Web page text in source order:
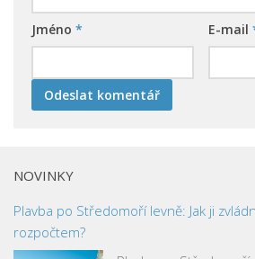
Jméno * E-mail
NOVINKY
Plavba po Středomoří levně: Jak ji
rozpočtem?